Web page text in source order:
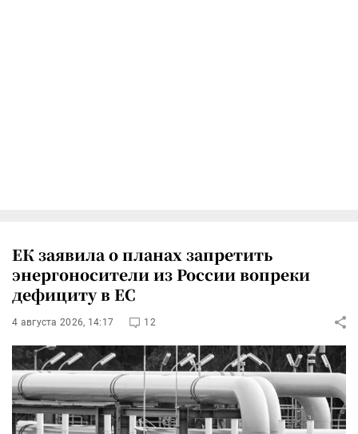
ЕК заявила о планах запретить
энергоносители из России вопреки
дефициту в ЕС
4 августа 2026, 14:17 12